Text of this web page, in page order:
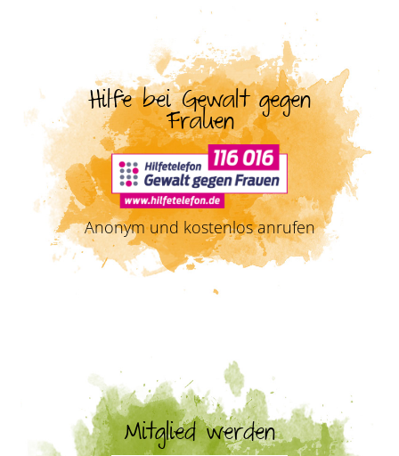
Hilfe bei Gewalt gegen
Frauen
Anonym und kostenlos anrufen
Mitglied werden